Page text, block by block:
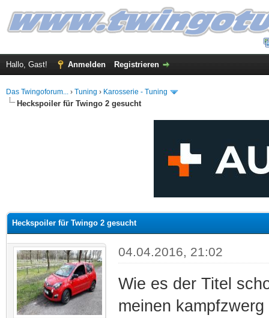
Hallo, Gast! Anmelden Registrieren
Das Twingoforum... › Tuning › Karosserie - Tuning
Heckspoiler für Twingo 2 gesucht
Heckspoiler für Twingo 2 gesucht
04.04.2016, 21:02
Wie es der Titel
meinen